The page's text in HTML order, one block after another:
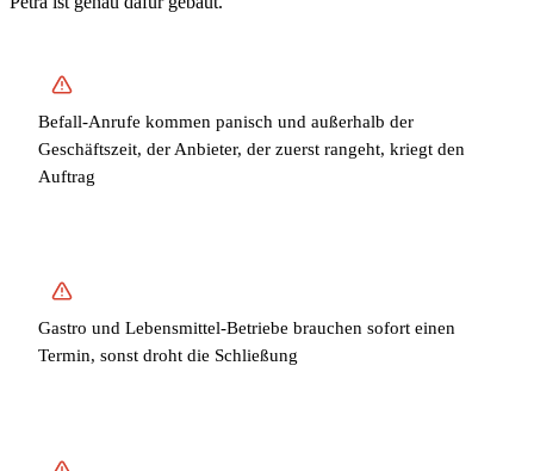
Befall-Anrufe kommen panisch und außerhalb der
Geschäftszeit, der Anbieter, der zuerst rangeht, kriegt den
Auftrag
Gastro und Lebensmittel-Betriebe brauchen sofort einen
Termin, sonst droht die Schließung